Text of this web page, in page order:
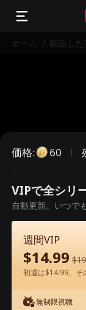
ホーム / 転生し
こちらは
聴いた
価格: 60
VIPで全シリ
自動更新。いつで
週間VIP
$14.99 $
初週は$14.99、そ
無制限視聴